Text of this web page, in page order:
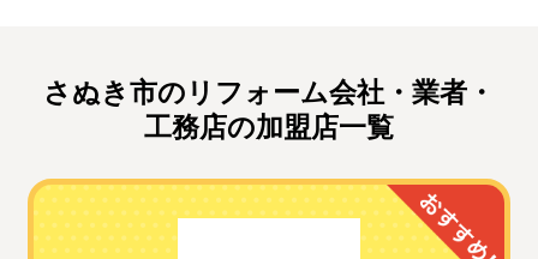
さぬき市のリフォーム会社・業者・
工務店の加盟店一覧